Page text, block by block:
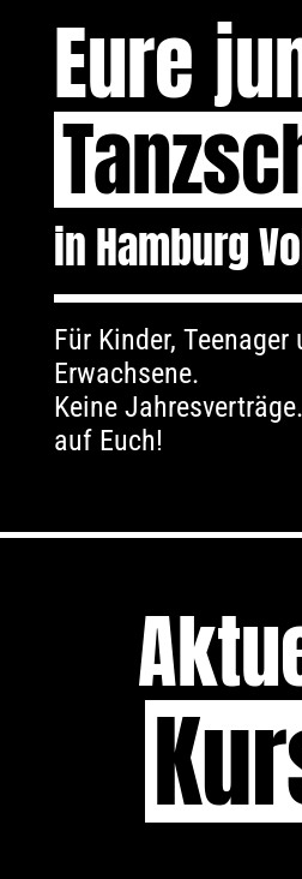
Eure
in Hamburg
Für Kinder, Teenager
Erwachsene.
Keine
auf Euch!